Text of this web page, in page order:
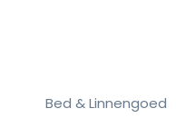
Bed & Linnengoed